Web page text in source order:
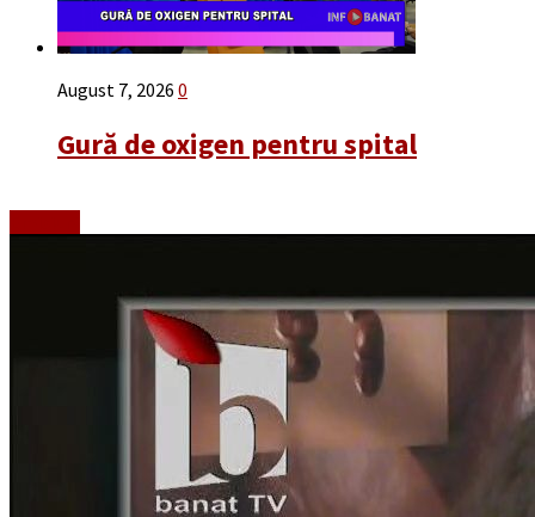
August 7, 2026 0
Gură de oxigen pentru spital